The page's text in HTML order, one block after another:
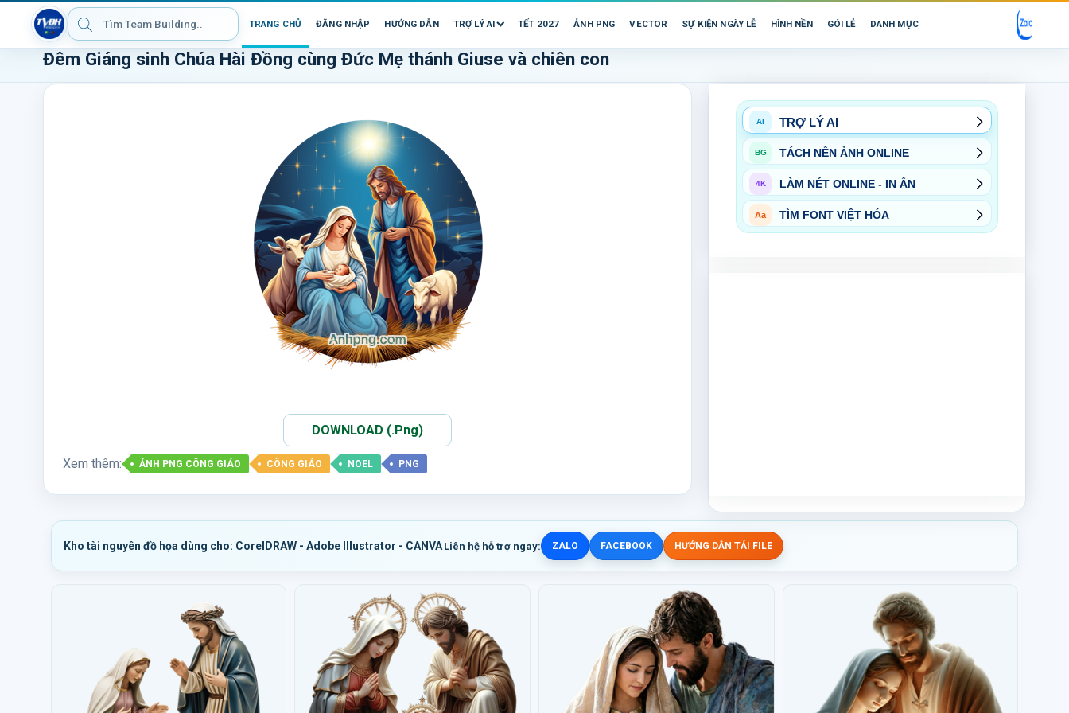
TRANG CHỦ ĐĂNG NHẬP HƯỚNG DẪN TRỢ LÝ AI TẾT 2027 ẢNH PNG VECTOR SỰ KIỆN NGÀY LỄ HÌNH NỀN GÓI LẺ DANH MỤC
Đêm Giáng sinh Chúa Hài Đồng cùng Đức Mẹ thánh Giuse và chiên con
DOWNLOAD (.Png)
Xem thêm: ẢNH PNG CÔNG GIÁO CÔNG GIÁO NOEL PNG
AI TRỢ LÝ AI
BG TÁCH NỀN ẢNH ONLINE
4K LÀM NÉT ONLINE - IN ẤN
Aa TÌM FONT VIỆT HÓA
Kho tài nguyên đồ họa dùng cho: CorelDRAW - Adobe Illustrator - CANVA Liên hệ hỗ trợ ngay: ZALO FACEBOOK HƯỚNG DẪN TẢI FILE